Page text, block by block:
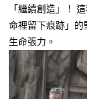
「繼續創造」！
命裡留下痕跡」的
生命張力。